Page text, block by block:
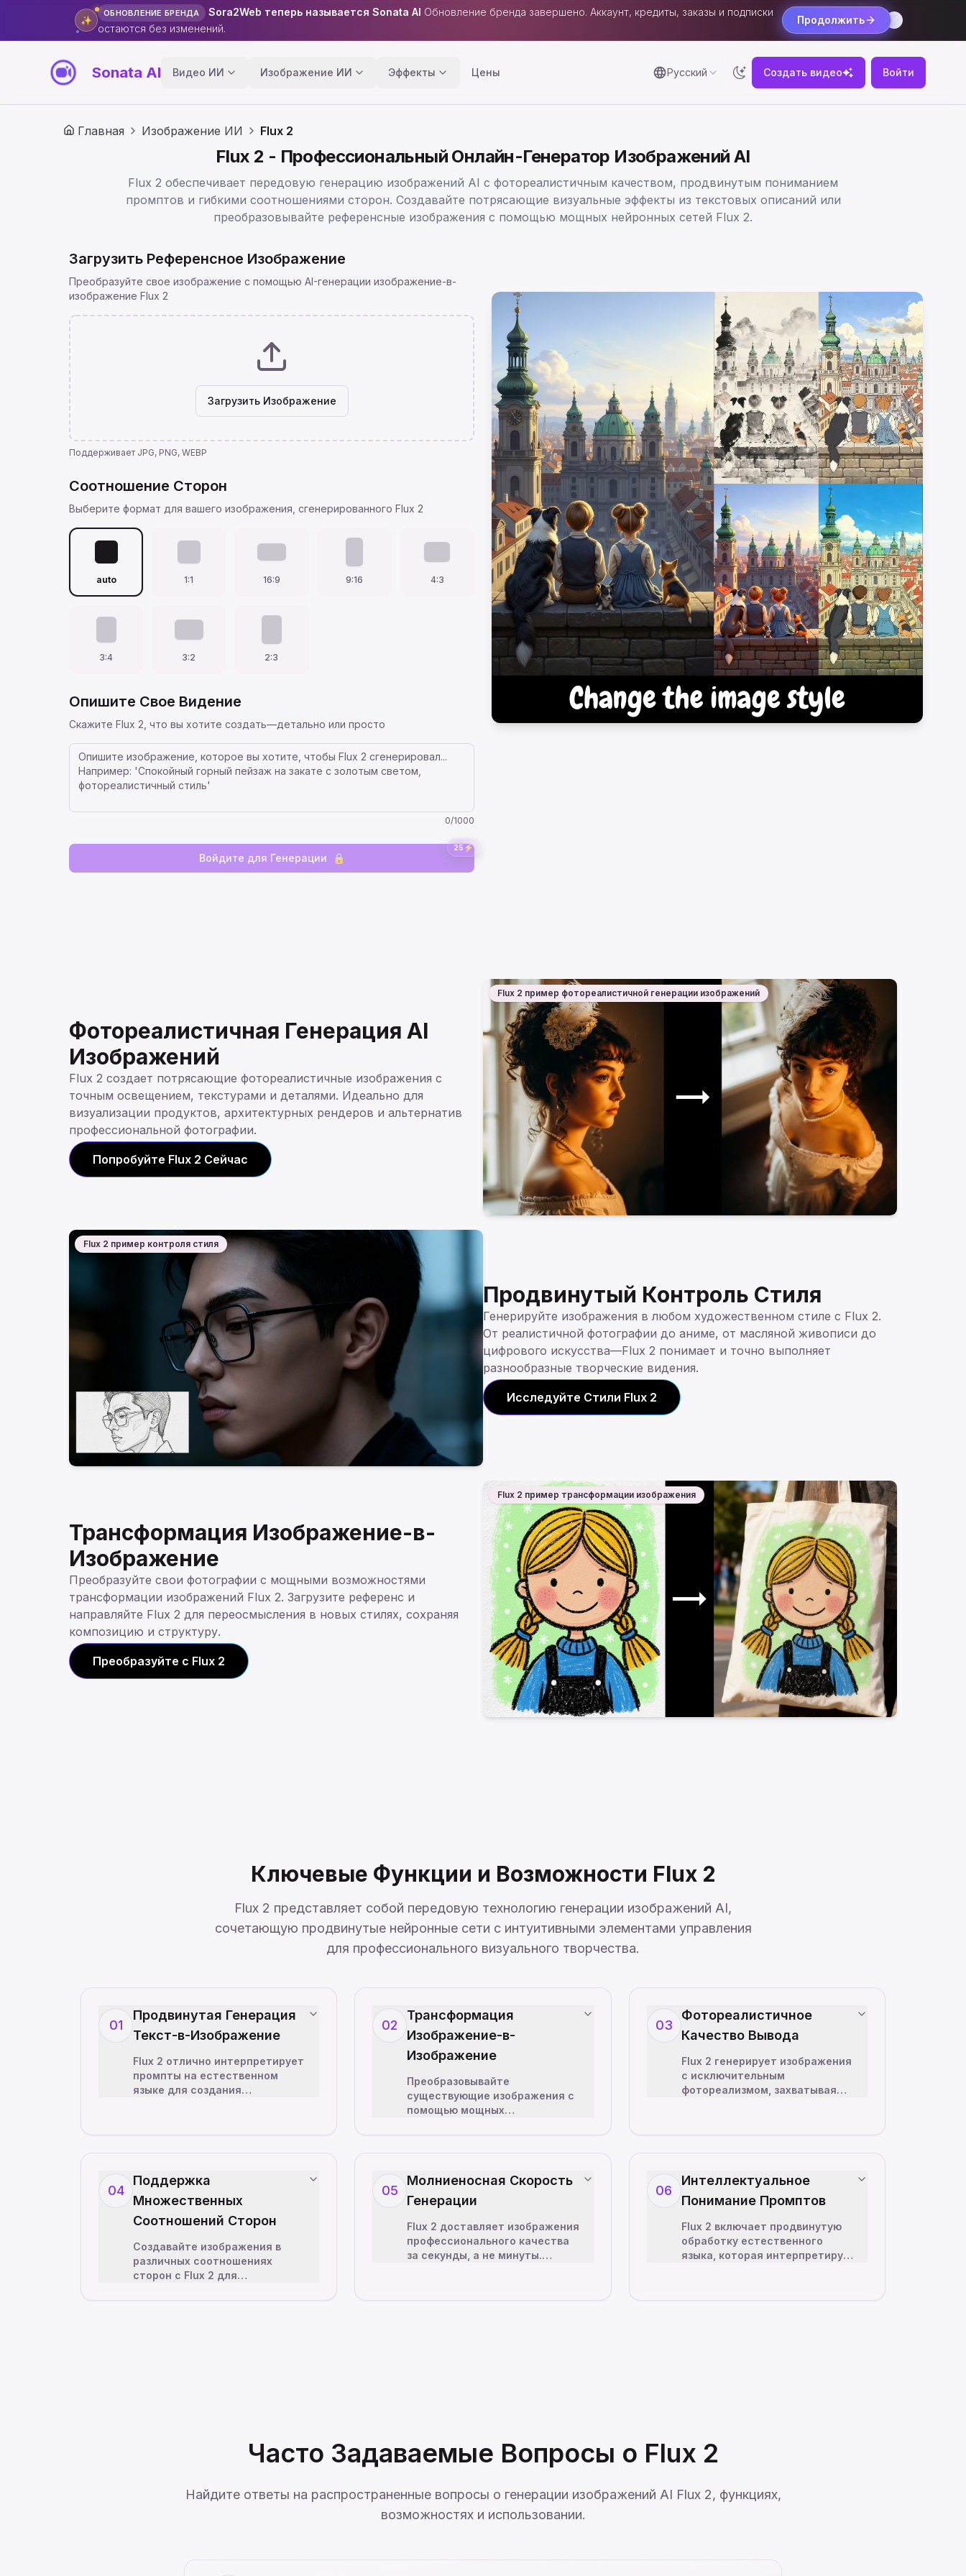
✨
ОБНОВЛЕНИЕ БРЕНДА Sora2Web теперь называется Sonata AI Обновление бренда завершено. Аккаунт, кредиты, заказы и подписки
остаются без изменений.
Продолжить
Sonata AI Видео ИИ Изображение ИИ Эффекты Цены Русский Создать видео Войти
Главная Изображение ИИ Flux 2
Flux 2 - Профессиональный Онлайн-Генератор Изображений AI
Flux 2 обеспечивает передовую генерацию изображений AI с фотореалистичным качеством, продвинутым пониманием
промптов и гибкими соотношениями сторон. Создавайте потрясающие визуальные эффекты из текстовых описаний или
преобразовывайте референсные изображения с помощью мощных нейронных сетей Flux 2.
Загрузить Референсное Изображение
Преобразуйте свое изображение с помощью AI-генерации изображение-в-
изображение Flux 2
Загрузить Изображение
Поддерживает JPG, PNG, WEBP
Соотношение Сторон
Выберите формат для вашего изображения, сгенерированного Flux 2
auto 1:1 16:9 9:16 4:3
3:4 3:2 2:3
Опишите Свое Видение
Скажите Flux 2, что вы хотите создать—детально или просто
0/1000
25 ⚡
Войдите для Генерации 🔒
Фотореалистичная Генерация AI
Изображений
Flux 2 создает потрясающие фотореалистичные изображения с
точным освещением, текстурами и деталями. Идеально для
визуализации продуктов, архитектурных рендеров и альтернатив
профессиональной фотографии.
Попробуйте Flux 2 Сейчас
Flux 2 пример фотореалистичной генерации изображений
Продвинутый Контроль Стиля
Генерируйте изображения в любом художественном стиле с Flux 2.
От реалистичной фотографии до аниме, от масляной живописи до
цифрового искусства—Flux 2 понимает и точно выполняет
разнообразные творческие видения.
Исследуйте Стили Flux 2
Flux 2 пример контроля стиля
Трансформация Изображение-в-
Изображение
Преобразуйте свои фотографии с мощными возможностями
трансформации изображений Flux 2. Загрузите референс и
направляйте Flux 2 для переосмысления в новых стилях, сохраняя
композицию и структуру.
Преобразуйте с Flux 2
Flux 2 пример трансформации изображения
Ключевые Функции и Возможности Flux 2
Flux 2 представляет собой передовую технологию генерации изображений AI,
сочетающую продвинутые нейронные сети с интуитивными элементами управления
для профессионального визуального творчества.
01
Продвинутая Генерация
Текст-в-Изображение
Flux 2 отлично интерпретирует
промпты на естественном
языке для создания
02
Трансформация
Изображение-в-
Изображение
Преобразовывайте
существующие изображения с
помощью мощных
03
Фотореалистичное
Качество Вывода
Flux 2 генерирует изображения
с исключительным
фотореализмом, захватывая
04
Поддержка
Множественных
Соотношений Сторон
Создавайте изображения в
различных соотношениях
сторон с Flux 2 для
05
Молниеносная Скорость
Генерации
Flux 2 доставляет изображения
профессионального качества
за секунды, а не минуты.
06
Интеллектуальное
Понимание Промптов
Flux 2 включает продвинутую
обработку естественного
языка, которая интерпретирует
Часто Задаваемые Вопросы о Flux 2
Найдите ответы на распространенные вопросы о генерации изображений AI Flux 2, функциях,
возможностях и использовании.